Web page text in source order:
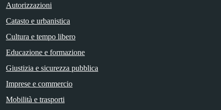
Autorizzazioni
Catasto e urbanistica
Cultura e tempo libero
Educazione e formazione
Giustizia e sicurezza pubblica
Imprese e commercio
Mobilità e trasporti